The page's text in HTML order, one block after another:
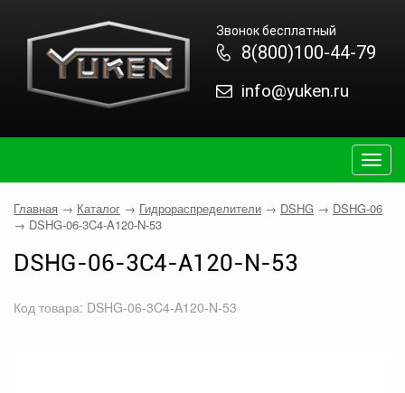
Звонок бесплатный
8(800)100-44-79
info@yuken.ru
Главная → Каталог → Гидрораспределители → DSHG → DSHG-06
→ DSHG-06-3C4-A120-N-53
DSHG-06-3C4-A120-N-53
Код товара: DSHG-06-3C4-A120-N-53